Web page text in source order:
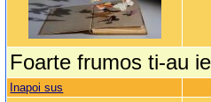
Foarte frumos ti-au
Inapoi sus